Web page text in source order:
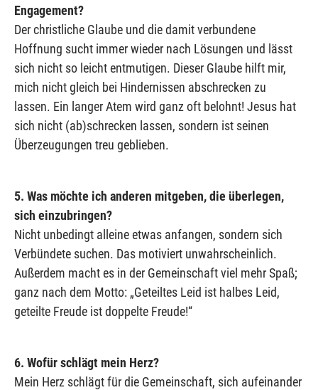
Engagement?
Der christliche Glaube und die damit verbundene
Hoffnung sucht immer wieder nach Lösungen und lässt
sich nicht so leicht entmutigen. Dieser Glaube hilft mir,
mich nicht gleich bei Hindernissen abschrecken zu
lassen. Ein langer Atem wird ganz oft belohnt! Jesus hat
sich nicht (ab)schrecken lassen, sondern ist seinen
Überzeugungen treu geblieben.
5. Was möchte ich anderen mitgeben, die überlegen,
sich einzubringen?
Nicht unbedingt alleine etwas anfangen, sondern sich
Verbündete suchen. Das motiviert unwahrscheinlich.
Außerdem macht es in der Gemeinschaft viel mehr Spaß;
ganz nach dem Motto: „Geteiltes Leid ist halbes Leid,
geteilte Freude ist doppelte Freude!“
6. Wofür schlägt mein Herz?
Mein Herz schlägt für die Gemeinschaft, sich aufeinander